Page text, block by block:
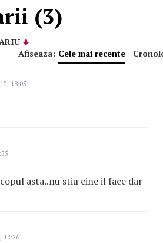
(3)
Afiseaza: Cele mai recente |
18:05
asta..nu stiu cine il face dar
12:26